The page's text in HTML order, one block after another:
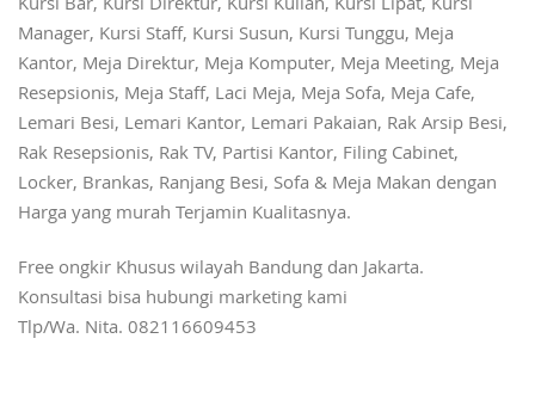
Kursi Bar, Kursi Direktur, Kursi Kuliah, Kursi Lipat, Kursi
Manager, Kursi Staff, Kursi Susun, Kursi Tunggu, Meja
Kantor, Meja Direktur, Meja Komputer, Meja Meeting, Meja
Resepsionis, Meja Staff, Laci Meja, Meja Sofa, Meja Cafe,
Lemari Besi, Lemari Kantor, Lemari Pakaian, Rak Arsip Besi,
Rak Resepsionis, Rak TV, Partisi Kantor, Filing Cabinet,
Locker, Brankas, Ranjang Besi, Sofa & Meja Makan dengan
Harga yang murah Terjamin Kualitasnya.
Free ongkir Khusus wilayah Bandung dan Jakarta.
Konsultasi bisa hubungi marketing kami
Tlp/Wa. Nita. 082116609453